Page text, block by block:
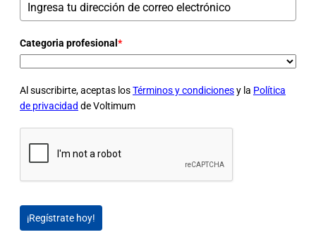
Categoria profesional *
Al suscribirte, aceptas losTérminos y condicionesy la Política
de privacidad de Voltimum
¡Regístrate hoy!